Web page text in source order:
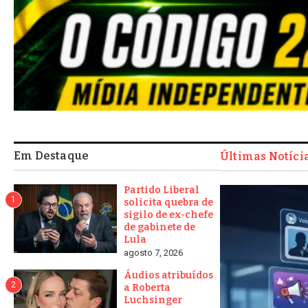
Em Destaque
1
Partido Liberal
solicita quebra de
sigilo de ex-chefe
de gabinete de
Lula
agosto 7, 2026
2
Áudios atribuídos
a Roberta
Luchsinger
Últimas